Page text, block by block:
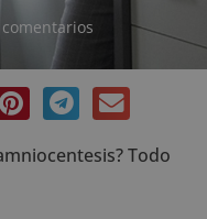
comentarios
Todo